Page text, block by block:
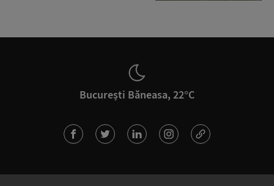
București Băneasa, 22°C